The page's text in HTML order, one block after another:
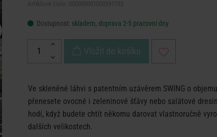
Dostupnost: skladem, doprava 2-5 pracovní dny
Vložit do košíku
Ve skleněné láhvi s patentním uzávěrem SWING o
přenesete ovocné i zeleninové šťávy nebo salátové
hodí, když budete chtít někomu darovat vlastnoručně
dalších velikostech.